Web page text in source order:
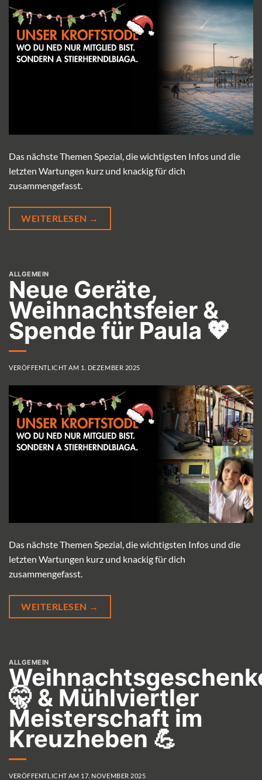
Das nächste Themen Spezial, die wichtigsten Infos und die
letzten Wartungen kurz und knackig für dich
zusammengefasst.
WEITERLESEN →
ALLGEMEIN
Neue Geräte,
Weihnachtsfeier &
Spende für Paula 💖
VERÖFFENTLICHT AM 1. DEZEMBER 2025
Das nächste Themen Spezial, die wichtigsten Infos und die
letzten Wartungen kurz und knackig für dich
zusammengefasst.
WEITERLESEN →
ALLGEMEIN
🤫 & Mühlviertler
Meisterschaft im
Kreuzheben 💪
VERÖFFENTLICHT AM 17. NOVEMBER 2025